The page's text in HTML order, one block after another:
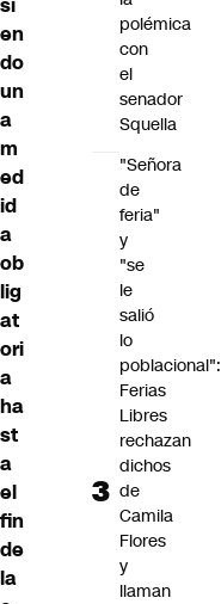
si
en
do
un
a
m
ed
id
a
ob
lig
at
ori
a
ha
st
a
el
fin
de
la
polémica
con
el
senador
Squella
"Señora
de
feria"
y
"se
le
salió
lo
poblacional":
Ferias
Libres
rechazan
dichos
de
Camila
Flores
y
llaman